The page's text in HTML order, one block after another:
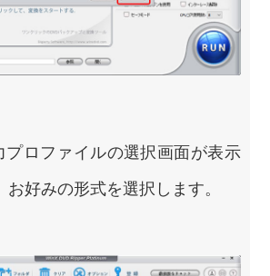
プロファイルの選択画面が表示
お好みの形式を選択します。